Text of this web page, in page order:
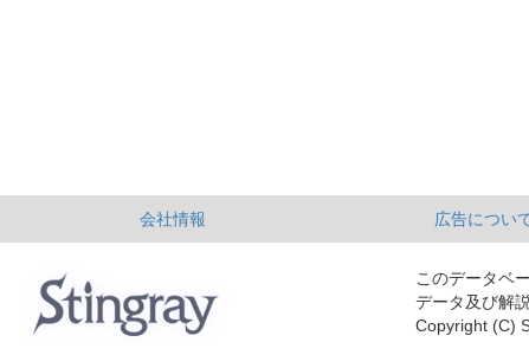
会社情報 広告につい
このデータベ
データ及び解
Copyright (C)